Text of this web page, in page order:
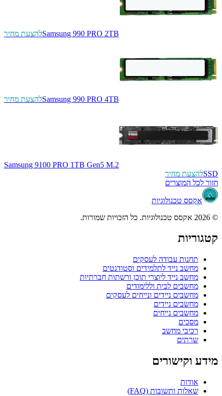
Samsung 990 PRO 2TBלהצעת מחיר
Samsung 990 PRO 4TBלהצעת מחיר
Samsung 9100 PRO 1TB Gen5 M.2
SSDלהצעת מחיר
חזור לכל המוצרים
אקסס טכנולוגיות
© 2026 אקסס טכנולוגיות. כל הזכויות שמורות.
קטגוריות
תחנות עבודה לעסקים
מחשב נייד לתלמידים וסטודנטים
מחשב נייד ליוצרי תוכן ורשתות חברתיות
מחשבים לבית וללימודים
מחשבים ניידים ונייחים לעסקים
מחשבים ניידים
מחשבים נייחים
מסכים
רכיבי מחשב
שרתים
מידע וקישורים
אודות
שאלות ותשובות (FAQ)